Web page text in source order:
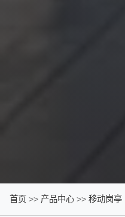
首页 >> 产品中心 >> 移动岗亭